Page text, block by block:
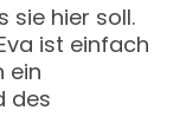
sie hier soll.
ist einfach
ein
des